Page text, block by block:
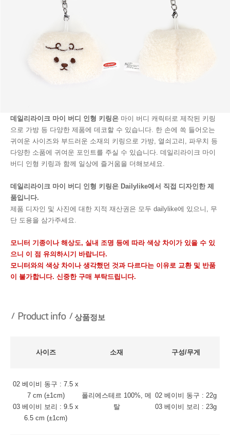
데일리라이크 마이 버디 인형 키링은 마이 버디 캐릭터로 제작된 키링
으로 가방 등 다양한 제품에 데코할 수 있습니다. 한 손에 쏙 들어오는
귀여운 사이즈와 부드러운 소재의 키링으로 가방, 열쇠고리, 파우치 등
다양한 소품에 귀여운 포인트를 주실 수 있습니다. 데일리라이크 마이
버디 인형 키링과 함께 일상에 즐거움을 더해보세요.
데일리라이크 마이 버디 인형 키링은 Dailylike에서 직접 디자인한 제
품입니다.
제품 디자인 및 사진에 대한 지적 재산권은 모두 dailylike에 있으니, 무
단 도용을 삼가주세요.
모니터 기종이나 해상도, 실내 조명 등에 따라 색상 차이가 있을 수 있
으니 이 점 유의하시기 바랍니다.
모니터와의 색상 차이나 생각했던 것과 다르다는 이유로 교환 및 반품
이 불가합니다. 신중한 구매 부탁드립니다.
상품정보
사이즈 소재 구성/무게
02 베이비 동구 : 7.5 x
7 cm (±1cm)
03 베이비 보리 : 9.5 x
6.5 cm (±1cm)
폴리에스테르 100%, 메
탈
02 베이비 동구 : 22g
03 베이비 보리 : 23g